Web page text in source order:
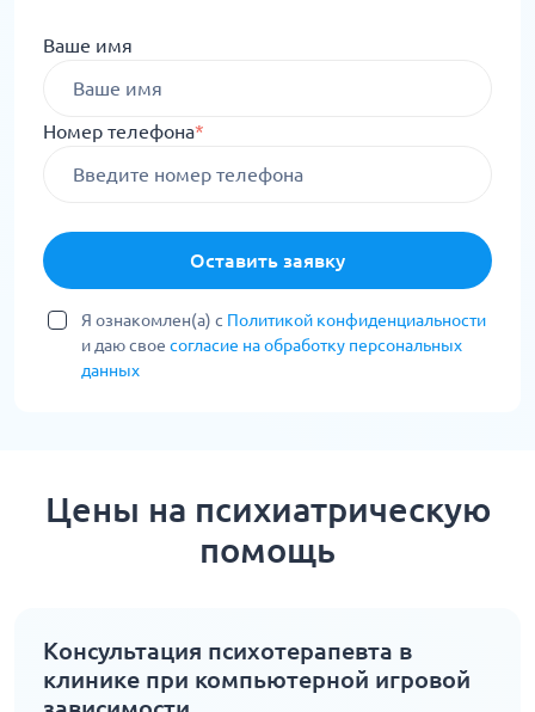
Ваше имя
Номер телефона*
Оставить заявку
Я ознакомлен(а) с Политикой конфиденциальности
и даю свое согласие на обработку персональных
данных
Цены на психиатрическую
помощь
Консультация психотерапевта в
клинике при компьютерной игровой